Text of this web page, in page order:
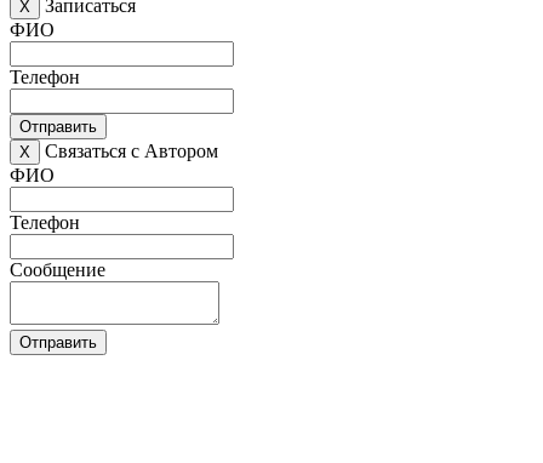
X
Записаться
ФИО
Телефон
Отправить
X
Связаться с Автором
ФИО
Телефон
Сообщение
Отправить